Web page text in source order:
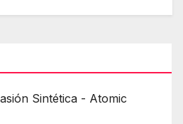
Sintética - Atomic